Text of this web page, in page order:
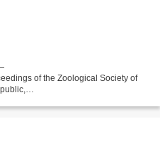
of the Zoological Society of